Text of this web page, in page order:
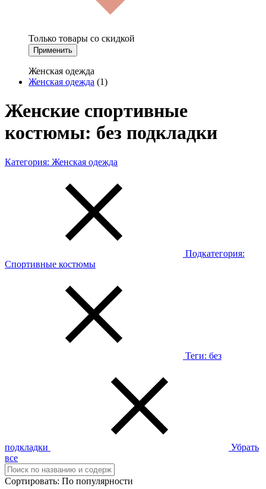
Только товары со скидкой
Применить
Женская одежда
Женская одежда (1)
Женские спортивные
костюмы: без подкладки
Категория: Женская одежда
Подкатегория:
Спортивные костюмы
Теги: без
подкладки
Убрать
все
Сортировать: По популярности